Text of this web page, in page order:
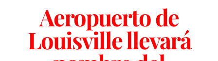
Aeropuerto de
Louisville llevará